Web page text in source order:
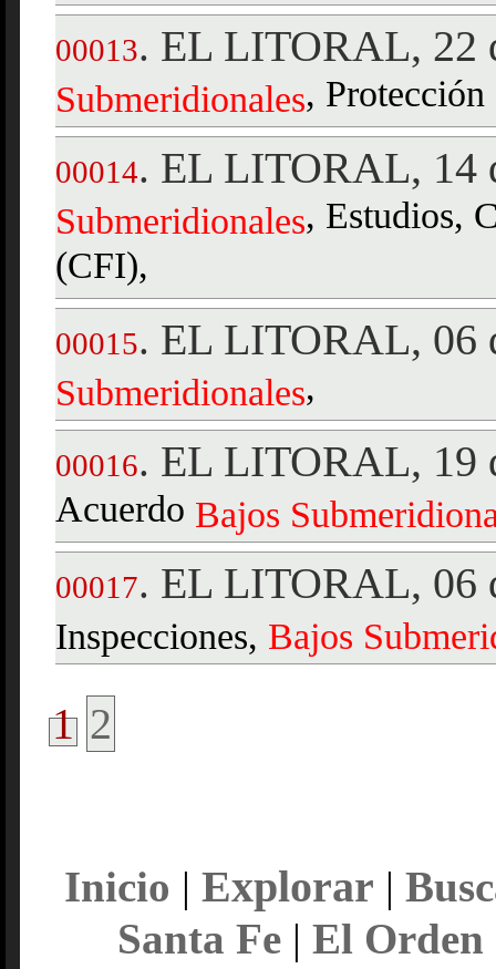
00013. EL LITORAL, 22
Submeridionales,
00014. EL LITORAL, 14
Submeridionales, Estudios,
(CFI),
00015. EL LITORAL, 06
Submeridionales,
00016. EL LITORAL, 19
Acuerdo Bajos
00017. EL LITORAL, 06
Inspecciones, Bajos
1 2
Inicio | Explorar |
Santa Fe| El Orden